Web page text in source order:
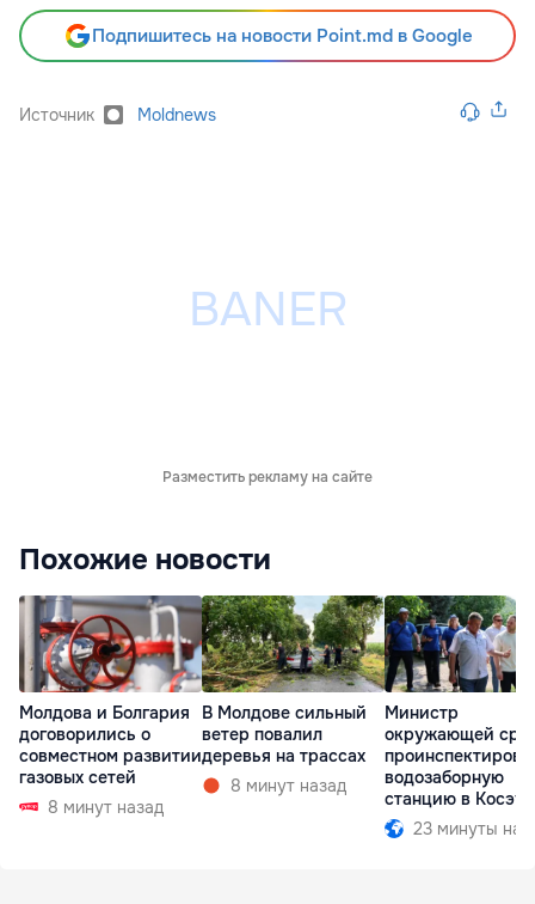
Подпишитесь на новости Point.md в Google
Источник Moldnews
Разместить рекламу на сайте
Похожие новости
Молдова и Болгария
договорились о
совместном развитии
газовых сетей
8 минут назад
В Молдове сильный
ветер повалил
деревья на трассах
8 минут назад
Министр
окружающей
водозаборную
станцию в
23 минуты